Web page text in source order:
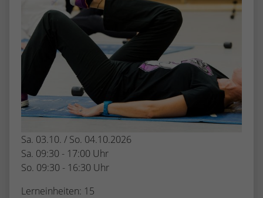
Sa. 03.10. / So. 04.10.2026
Sa. 09:30 - 17:00 Uhr
So. 09:30 - 16:30 Uhr
Lerneinheiten: 15